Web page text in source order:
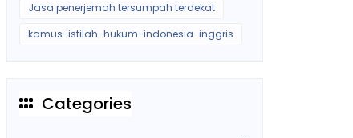
Jasa penerjemah tersumpah terdekat
kamus-istilah-hukum-indonesia-inggris
Categories